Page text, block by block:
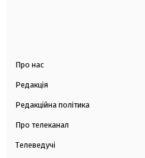
Про нас
Редакція
Редакційна політика
Про телеканал
Телеведучі